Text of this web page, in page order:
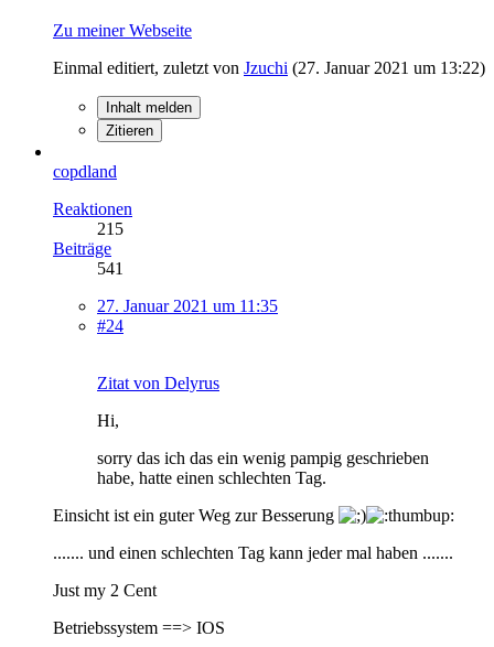
Zu meiner Webseite
Einmal editiert, zuletzt von Jzuchi (27. Januar 2021 um 13:22)
Inhalt melden
Zitieren
copdland
Reaktionen
215
Beiträge
541
27. Januar 2021 um 11:35
#24
Zitat von Delyrus
Hi,
sorry das ich das ein wenig pampig geschrieben
habe, hatte einen schlechten Tag.
Einsicht ist ein guter Weg zur Besserung
....... und einen schlechten Tag kann jeder mal haben .......
Just my 2 Cent
Betriebssystem ==> IOS